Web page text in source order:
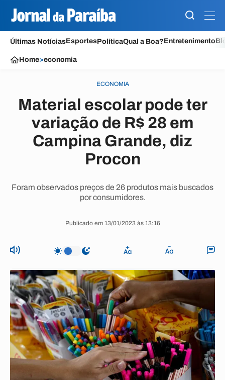
Últimas NotíciasEsportesPolíticaQual a Boa?Entretenimento
Home>economia
ECONOMIA
Material escolar pode ter
variação de R$ 28 em
Campina Grande, diz
Procon
Foram observados preços de 26 produtos mais buscados
por consumidores.
Publicado em 13/01/2023 às 13:16